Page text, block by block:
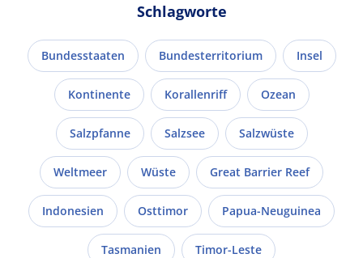
Schlagworte
Bundesstaaten Bundesterritorium Insel
Kontinente Korallenriff Ozean
Salzpfanne Salzsee Salzwüste
Weltmeer Wüste Great Barrier Reef
Indonesien Osttimor Papua-Neuguinea
Tasmanien Timor-Leste